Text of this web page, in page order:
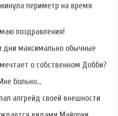
периметр на время
поздравления!
дни максимально обычные
о собственном Добби?
больно...
апгрейд своей внешности